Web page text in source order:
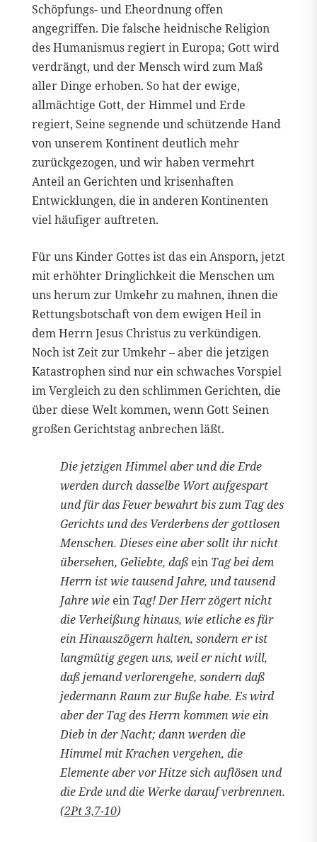
Schöpfungs- und Eheordnung offen
angegriffen. Die falsche heidnische Religion
des Humanismus regiert in Europa; Gott wird
verdrängt, und der Mensch wird zum Maß
aller Dinge erhoben. So hat der ewige,
allmächtige Gott, der Himmel und Erde
regiert, Seine segnende und schützende Hand
von unserem Kontinent deutlich mehr
zurückgezogen, und wir haben vermehrt
Anteil an Gerichten und krisenhaften
Entwicklungen, die in anderen Kontinenten
viel häufiger auftreten.
Für uns Kinder Gottes ist das ein Ansporn, jetzt
mit erhöhter Dringlichkeit die Menschen um
uns herum zur Umkehr zu mahnen, ihnen die
Rettungsbotschaft von dem ewigen Heil in
dem Herrn Jesus Christus zu verkündigen.
Noch ist Zeit zur Umkehr – aber die jetzigen
Katastrophen sind nur ein schwaches Vorspiel
im Vergleich zu den schlimmen Gerichten, die
über diese Welt kommen, wenn Gott Seinen
großen Gerichtstag anbrechen läßt.
Die jetzigen Himmel aber und die Erde
werden durch dasselbe Wort aufgespart
und für das Feuer bewahrt bis zum Tag des
Gerichts und des Verderbens der gottlosen
Menschen. Dieses eine aber sollt ihr nicht
übersehen, Geliebte, daß einTag bei dem
Herrn ist wie tausend Jahre, und tausend
Jahre wie einTag! Der Herr zögert nicht
die Verheißung hinaus, wie etliche es für
ein Hinauszögern halten, sondern er ist
langmütig gegen uns, weil er nicht will,
daß jemand verlorengehe, sondern daß
jedermann Raum zur Buße habe. Es wird
aber der Tag des Herrn kommen wie ein
Dieb in der Nacht; dann werden die
Himmel mit Krachen vergehen, die
Elemente aber vor Hitze sich auflösen und
die Erde und die Werke darauf verbrennen.
(2Pt 3,7-10)